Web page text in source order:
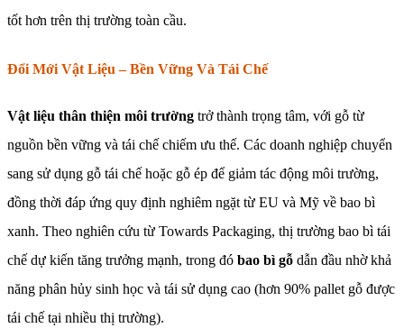
tốt hơn trên thị trường toàn cầu.
Đổi Mới Vật Liệu – Bền Vững Và Tái Chế
Vật liệu thân thiện môi trường trở thành trọng tâm, với gỗ từ
nguồn bền vững và tái chế chiếm ưu thế. Các doanh nghiệp chuyển
sang sử dụng gỗ tái chế hoặc gỗ ép để giảm tác động môi trường,
đồng thời đáp ứng quy định nghiêm ngặt từ EU và Mỹ về bao bì
xanh. Theo nghiên cứu từ Towards Packaging, thị trường bao bì tái
chế dự kiến tăng trưởng mạnh, trong đó bao bì gỗ dẫn đầu nhờ khả
năng phân hủy sinh học và tái sử dụng cao (hơn 90% pallet gỗ được
tái chế tại nhiều thị trường).